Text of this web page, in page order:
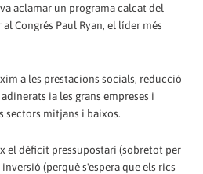
aclamar un programa calcat del
Congrés Paul Ryan, el líder més
a les prestacions socials, reducció
ia les grans empreses i
sectors mitjans i baixos.
el dèficit pressupostari (sobretot per
(perquè s'espera que els rics